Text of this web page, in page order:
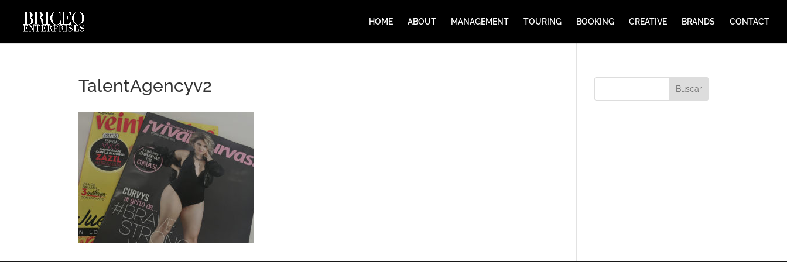
HOME ABOUT MANAGEMENT TOURING BOOKING CREATIVE BRANDS CONTACT
TalentAgencyv2